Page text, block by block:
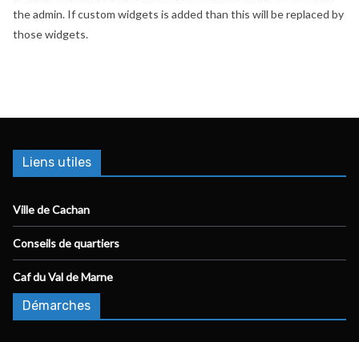
the admin. If custom widgets is added than this will be replaced by
those widgets.
Liens utiles
Ville de Cachan
Conseils de quartiers
Caf du Val de Marne
Démarches